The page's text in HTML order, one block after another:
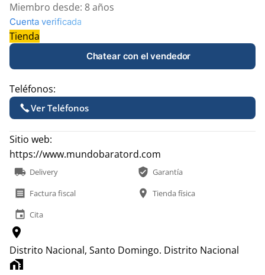
Miembro desde: 8 años
Cuenta verificada
Tienda
Chatear con el vendedor
Teléfonos:
Ver Teléfonos
Sitio web:
https://www.mundobaratord.com
local_shipping Delivery verified_user Garantía
receipt Factura fiscal location_on Tienda física
event Cita
location_on
Distrito Nacional, Santo Domingo. Distrito Nacional
home_work